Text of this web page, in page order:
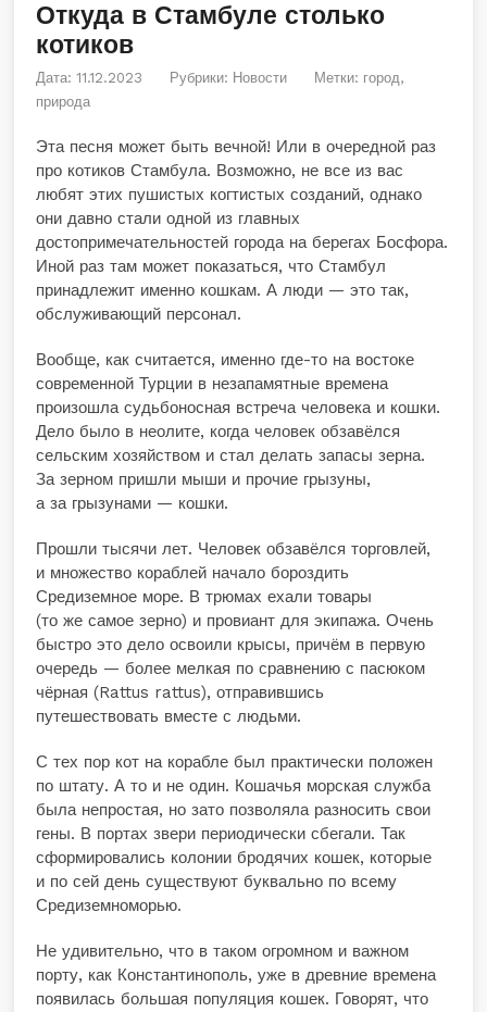
Откуда в Стамбуле столько
котиков
Дата: 11.12.2023 Рубрики: Новости Метки: город,
природа
Эта песня может быть вечной! Или в очередной раз
про котиков Стамбула. Возможно, не все из вас
любят этих пушистых когтистых созданий, однако
они давно стали одной из главных
достопримечательностей города на берегах Босфора.
Иной раз там может показаться, что Стамбул
принадлежит именно кошкам. А люди — это так,
обслуживающий персонал.
Вообще, как считается, именно где-то на востоке
современной Турции в незапамятные времена
произошла судьбоносная встреча человека и кошки.
Дело было в неолите, когда человек обзавёлся
сельским хозяйством и стал делать запасы зерна.
За зерном пришли мыши и прочие грызуны,
а за грызунами — кошки.
Прошли тысячи лет. Человек обзавёлся торговлей,
и множество кораблей начало бороздить
Средиземное море. В трюмах ехали товары
(то же самое зерно) и провиант для экипажа. Очень
быстро это дело освоили крысы, причём в первую
очередь — более мелкая по сравнению с пасюком
чёрная (Rattus rattus), отправившись
путешествовать вместе с людьми.
С тех пор кот на корабле был практически положен
по штату. А то и не один. Кошачья морская служба
была непростая, но зато позволяла разносить свои
гены. В портах звери периодически сбегали. Так
сформировались колонии бродячих кошек, которые
и по сей день существуют буквально по всему
Средиземноморью.
Не удивительно, что в таком огромном и важном
порту, как Константинополь, уже в древние времена
появилась большая популяция кошек. Говорят, что